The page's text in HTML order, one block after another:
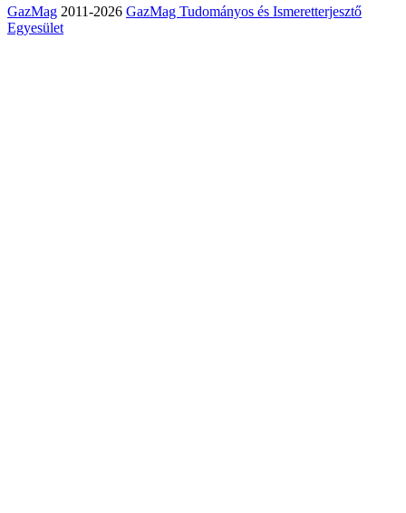
GazMag 2011-2026 GazMag Tudományos és Ismeretterjesztő
Egyesület